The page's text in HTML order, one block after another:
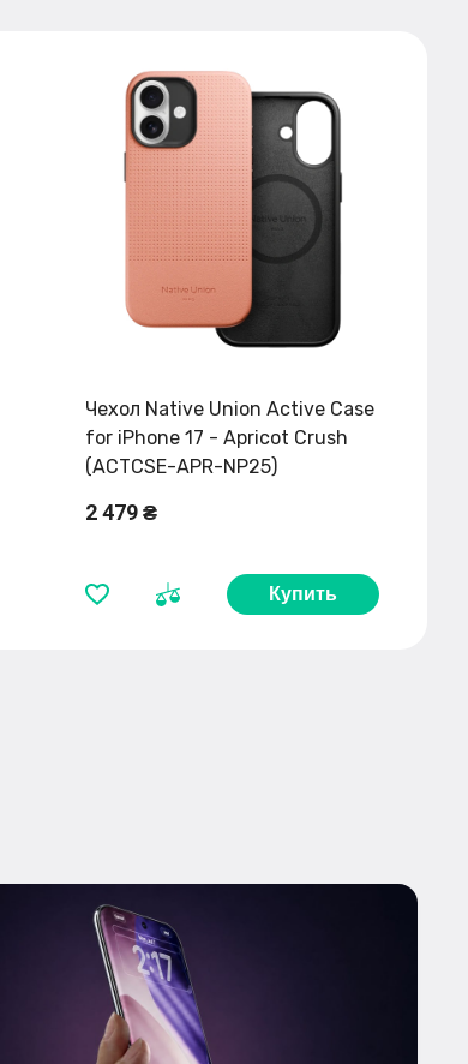
Чехол Native Union Active Case
for iPhone 17 - Apricot Crush
(ACTCSE-APR-NP25)
2 479 ₴
Купить